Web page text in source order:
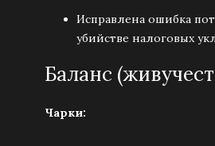
Исправлена ошибка
убийстве налоговых
Баланс
Чарки: